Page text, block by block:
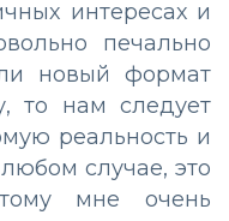
интересах и
печально
новый формат
то нам следует
реальность и
случае, это
мне очень